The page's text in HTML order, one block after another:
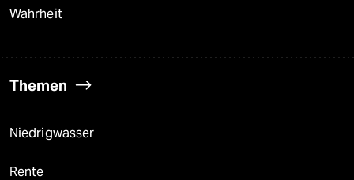
Wahrheit
Themen
Niedrigwasser
Rente